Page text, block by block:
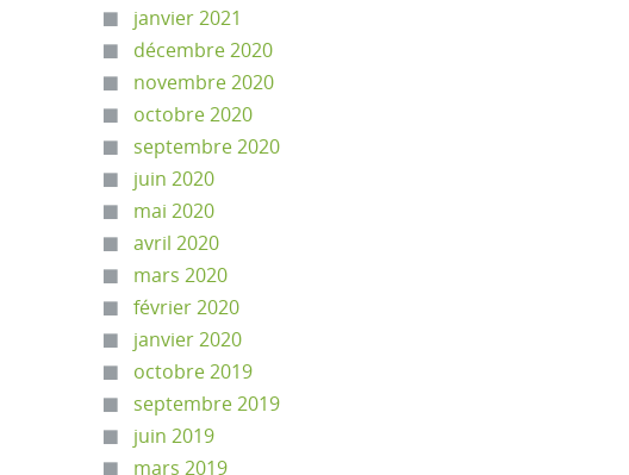
janvier 2021
décembre 2020
novembre 2020
octobre 2020
septembre 2020
juin 2020
mai 2020
avril 2020
mars 2020
février 2020
janvier 2020
octobre 2019
septembre 2019
juin 2019
mars 2019